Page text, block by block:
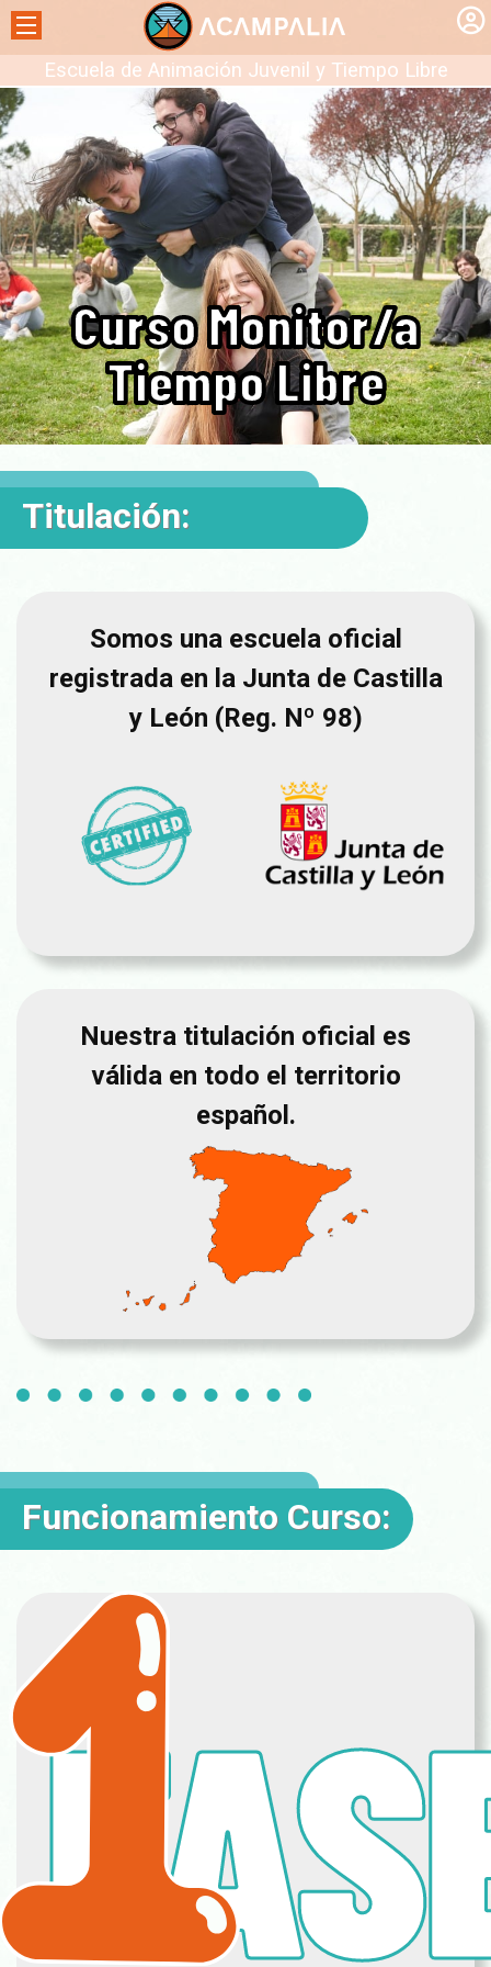
Escuela de Animación Juvenil y Tiempo Libre
Curso Monitor/a
Tiempo Libre
Titulación:
Somos una escuela oficial
registrada en la Junta de Castilla
y León (Reg. Nº 98)
Nuestra titulación oficial es
válida en todo el territorio
español.
Funcionamiento Curso: